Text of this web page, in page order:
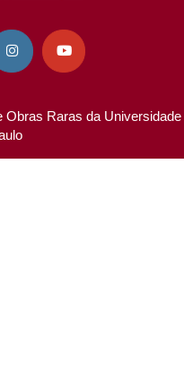
 
Raras da Universidade